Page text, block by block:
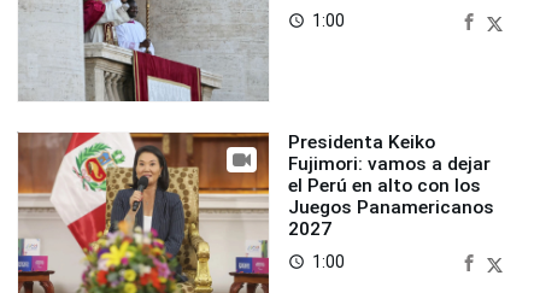
access_time 1:00
Presidenta Keiko
Fujimori: vamos a dejar
el Perú en alto con los
Juegos Panamericanos
2027
access_time 1:00